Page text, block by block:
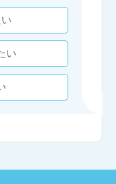
い